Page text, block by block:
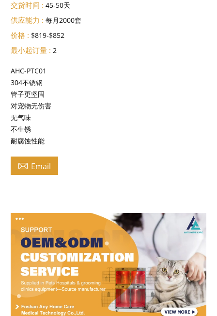
交货时间 : 45-50天
供应能力 : 每月2000套
价格 : $819-$852
最小起订量 : 2
AHC-PTC01
304不锈钢
管子更坚固
对宠物无伤害
无气味
不生锈
耐腐蚀性能
 Email